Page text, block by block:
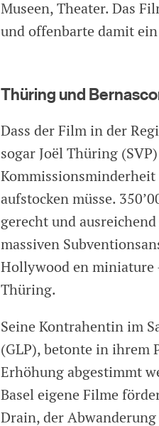
Museen, Theater. Das
und offenbarte damit
Thüring und
Dass der Film in der
sogar Joël Thüring
aufstocken müsse.
gerecht und
massiven
Hollywood en miniature
Thüring.
Seine Kontrahentin im
(GLP), betonte in ihrem
Erhöhung abgestimmt
Basel eigene Filme
Drain, der